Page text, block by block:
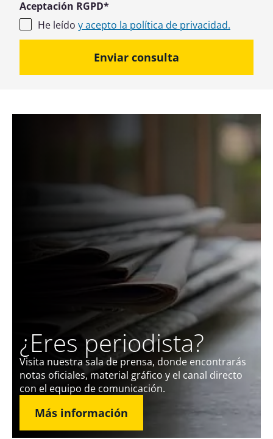
Aceptación RGPD*
He leído y acepto la política de privacidad.
¿Eres periodista?
Visita nuestra sala de prensa, donde encontrarás
notas oficiales, material gráfico y el canal directo
con el equipo de comunicación.
Más información